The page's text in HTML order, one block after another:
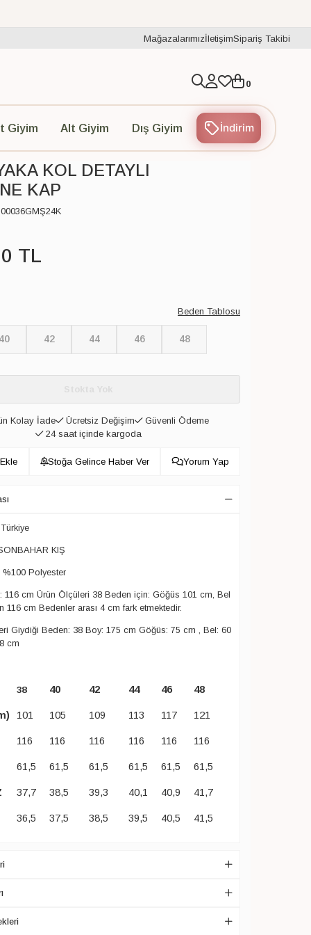
MağazalarımızİletişimSipariş Takibi
0
Giyim Alt Giyim Dış Giyim İndirim
KOL DETAYLI
KAP
TL
Beden Tablosu
40 42 44 46 48
Kolay İade Ücretsiz Değişim
Güvenli Ödeme
24 saat içinde kargoda
Stoğa Gelince Haber Ver Yorum Yap
KIŞ
%100 Polyester
116 cm Ürün Ölçüleri 38 Beden için: Göğüs 101 cm, Bel
116 cm Bedenler arası 4 cm fark etmektedir.
Giydiği Beden: 38 Boy: 175 cm Göğüs: 75 cm , Bel: 60
cm
38 40 42 44 46 48
101 105 109 113 117 121
116 116 116 116 116 116
61,5 61,5 61,5 61,5 61,5 61,5
37,7 38,5 39,3 40,1 40,9 41,7
36,5 37,5 38,5 39,5 40,5 41,5